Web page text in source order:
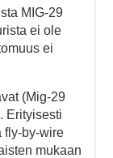
MIG-29
ei ole
ei
(Mig-29
Erityisesti
fly-by-wire
mukaan